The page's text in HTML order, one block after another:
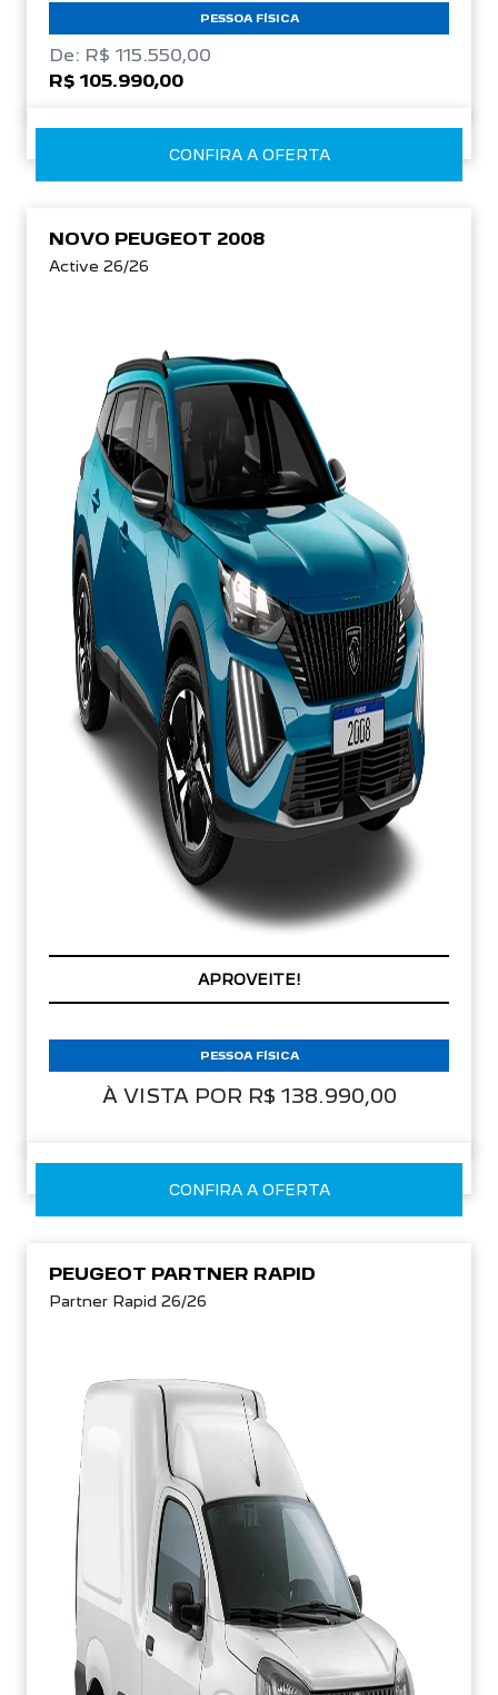
PESSOA FÍSICA
De: R$ 115.550,00
R$ 105.990,00
CONFIRA A OFERTA
NOVO PEUGEOT 2008
Active 26/26
APROVEITE!
À VISTA POR R$ 138.990,00
PESSOA FÍSICA
CONFIRA A OFERTA
PEUGEOT PARTNER RAPID
Partner Rapid 26/26